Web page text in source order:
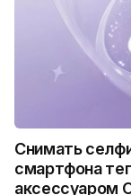
Снимать
смартфона
аксессуаром